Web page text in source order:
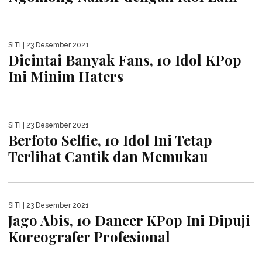
Cantik Semua, 10 Grup KPop Ini
Semua Membernya Berisi Visual